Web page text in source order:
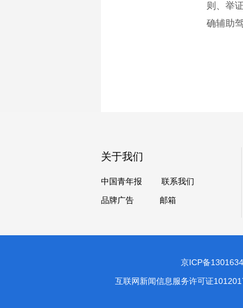
则、举
确辅助
关于我们
中国青年报
联系我们
品牌广告
邮箱
京ICP备
互联网新闻信息服务许可证